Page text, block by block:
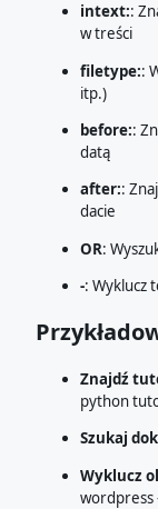
intext::
w treści
filetype::
itp.)
before::
datą
after::
dacie
OR:
-: Wyklucz
Znajdź
python
Szukaj
Wyklucz
wordpress